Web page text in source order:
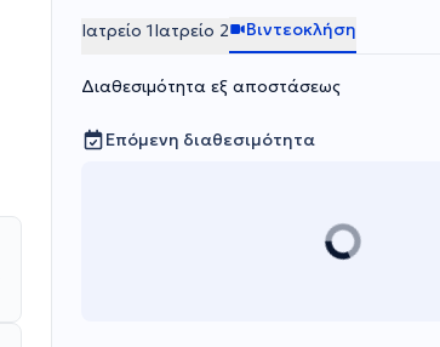
Ιατρείο 1Ιατρείο 2 Βιντεοκλήση
Διαθεσιμότητα εξ αποστάσεως
Επόμενη διαθεσιμότητα